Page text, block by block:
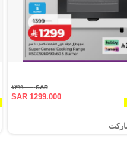
SAR ١٣٩٩.٠٠٠
SAR 1299.000